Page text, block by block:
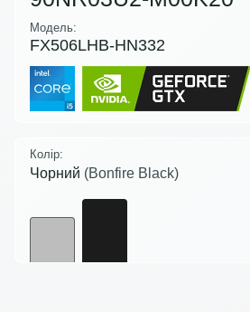
Модель:
FX506LHB-HN332
Колір:
Чорний (Bonfire Black)